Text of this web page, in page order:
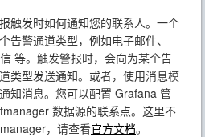
触发时如何通知您的联系人。一个
告警通道类型，例如电子邮件、
等。触发警报时，会向为某个告
类型发送通知。或者，使用消息模
知消息。您可以配置 Grafana 管
数据源的联系点。这里不
，请查看官方文档。